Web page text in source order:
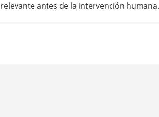
relevante antes de la intervención humana.